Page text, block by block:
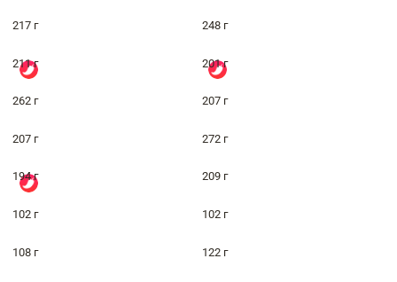
217 г 248 г
211 г 201 г
262 г 207 г
207 г 272 г
194 г 209 г
102 г 102 г
108 г 122 г